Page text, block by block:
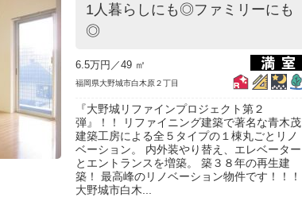
1人暮らしにも◎ファミリーにも
◎
6.5万円／49 ㎡
福岡県大野城市白木原２丁目
『大野城リファインプロジェクト第２
弾』！！ リファイニング建築で著名な青木茂
建築工房による全５タイプの１棟丸ごとリノ
ベーション。 内外装やり替え、エレベーター
とエントランスを増築。 築３８年の再生建
築！ 最高峰のリノベーション物件です！！！
大野城市白木...